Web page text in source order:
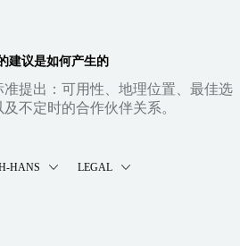
建议是如何产生的
提出：可用性、地理位置、最佳选
不定时的合作伙伴关系。
HANS LEGAL